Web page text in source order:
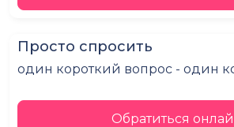
Просто спросить
один короткий вопрос - один
Обратиться